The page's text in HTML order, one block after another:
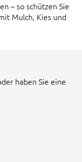
– so schützen Sie
Mulch, Kies und
haben Sie eine